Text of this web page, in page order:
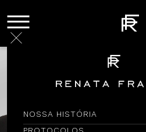
NOSSA HISTÓRIA